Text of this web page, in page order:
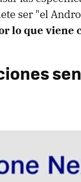
ser "el
lo que viene